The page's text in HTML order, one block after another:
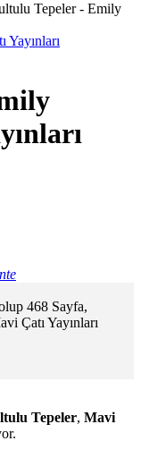
Tepeler - Emily
468 Sayfa,
Çatı Yayınları
Tepeler, Mavi